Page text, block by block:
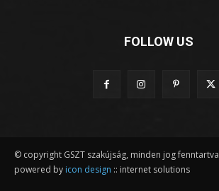
FOLLOW US
© copyright GSZT szakújság, minden jog fenntartva
powered by icon design :: internet solutions